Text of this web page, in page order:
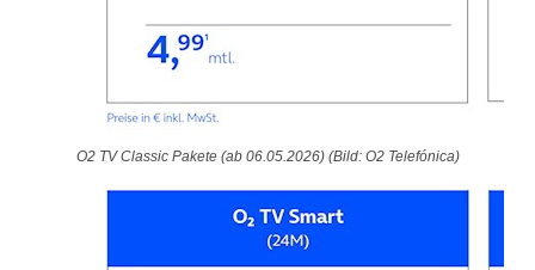
O2 TV Classic Pakete (ab 06.05.2026) (Bild: O2 Telefónica)